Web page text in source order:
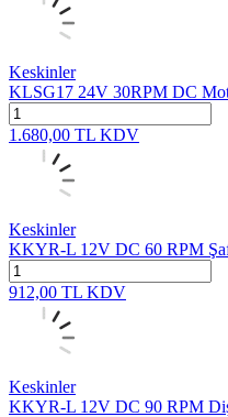
Keskinler
KLSG17 24V 30RPM DC
1.680,00 TL KDV
Keskinler
KKYR-L 12V DC 60 RPM
912,00 TL KDV
Keskinler
KKYR-L 12V DC 90 RPM